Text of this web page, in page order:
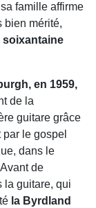
famille affirme
bien mérité,
en 1959,
de la
guitare grâce
le gospel
dans le
de
la guitare, qui
la Byrdland